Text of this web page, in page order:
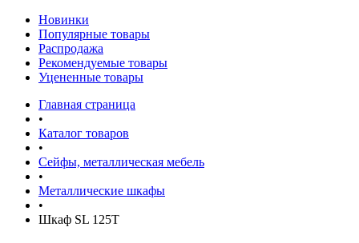
Новинки
Популярные товары
Распродажа
Рекомендуемые товары
Уцененные товары
Главная страница
•
Каталог товаров
•
Сейфы, металлическая мебель
•
Металлические шкафы
•
Шкаф SL 125T